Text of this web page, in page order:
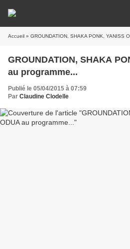
Accueil » GROUNDATION, SHAKA PONK, YANISS
GROUNDATION, SHAKA
au programme...
Publié le 05/04/2015 à 07:59
Par Claudine Clodelle